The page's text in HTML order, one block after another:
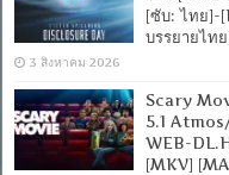
[ซับ: ไทย]-
บรรยายไท
3 สิงหาคม 2026
Scary
5.1
WEB-
[MKV]